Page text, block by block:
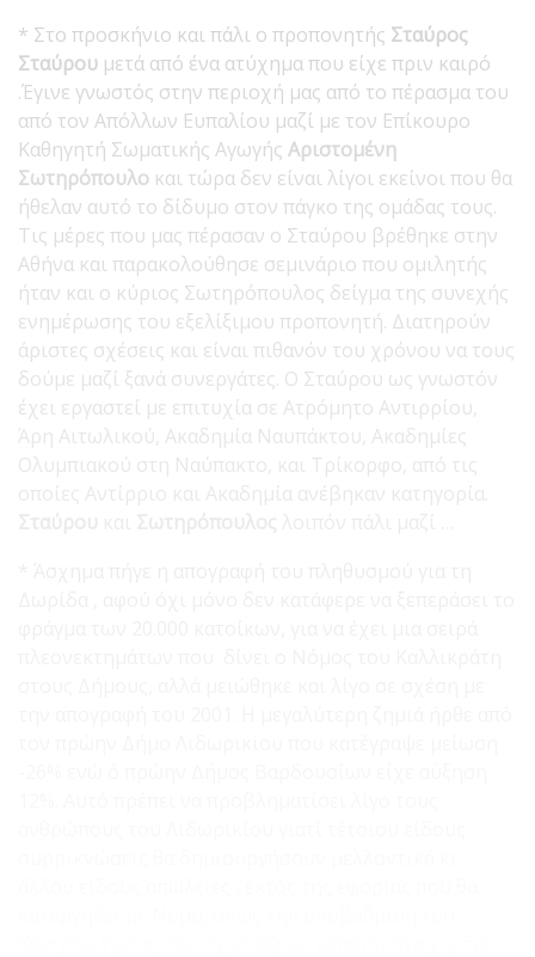
* Στο προσκήνιο και πάλι ο προπονητής Σταύρος
Σταύρου μετά από ένα ατύχημα που είχε πριν καιρό
.Έγινε γνωστός στην περιοχή μας από το πέρασμα του
από τον Απόλλων Ευπαλίου μαζί με τον Επίκουρο
Καθηγητή Σωματικής Αγωγής Αριστομένη
Σωτηρόπουλο και τώρα δεν είναι λίγοι εκείνοι που θα
ήθελαν αυτό το δίδυμο στον πάγκο της ομάδας τους.
Τις μέρες που μας πέρασαν ο Σταύρου βρέθηκε στην
Αθήνα και παρακολούθησε σεμινάριο που ομιλητής
ήταν και ο κύριος Σωτηρόπουλος δείγμα της συνεχής
ενημέρωσης του εξελίξιμου προπονητή. Διατηρούν
άριστες σχέσεις και είναι πιθανόν του χρόνου να τους
δούμε μαζί ξανά συνεργάτες. Ο Σταύρου ως γνωστόν
έχει εργαστεί με επιτυχία σε Ατρόμητο Αντιρρίου,
Άρη Αιτωλικού, Ακαδημία Ναυπάκτου, Ακαδημίες
Ολυμπιακού στη Ναύπακτο, και Τρίκορφο, από τις